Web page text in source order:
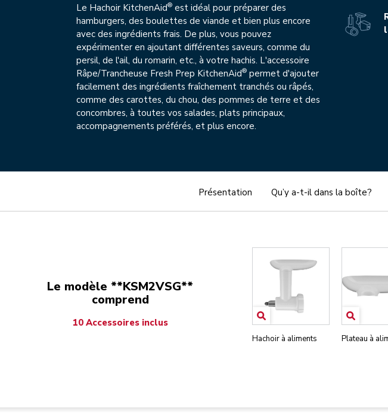
Le Hachoir KitchenAid® est idéal pour préparer des
hamburgers, des boulettes de viande et bien plus encore
avec des ingrédients frais. De plus, vous pouvez
expérimenter en ajoutant différentes saveurs, comme du
persil, de l'ail, du romarin, etc., à votre hachis. L'accessoire
Râpe/Trancheuse Fresh Prep KitchenAid® permet d'ajouter
facilement des ingrédients fraîchement tranchés ou râpés,
comme des carottes, du chou, des pommes de terre et des
concombres, à toutes vos salades, plats principaux,
accompagnements préférés, et plus encore.
Présentation Qu’y a-t-il dans la boîte?
Le modèle **KSM2VSG**
comprend
10 Accessoires inclus
Hachoir à aliments Plateau à